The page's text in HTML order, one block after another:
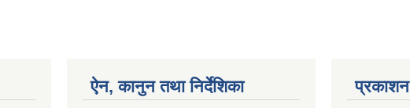
ऐन, कानुन तथा निर्देशिका प्रकाशन